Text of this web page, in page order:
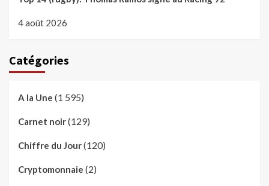
4 août 2026
Catégories
A la Une (1 595)
Carnet noir(129)
Chiffre du Jour(120)
Cryptomonnaie (2)